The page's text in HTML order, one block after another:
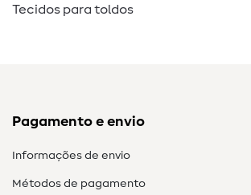
Tecidos para toldos
Pagamento e envio
Informações de envio
Métodos de pagamento